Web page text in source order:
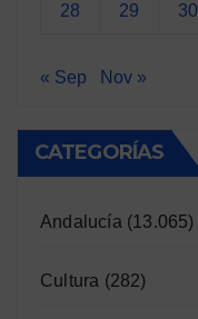
28 29 30
« Sep Nov »
CATEGORÍAS
Andalucía(13.065)
Cultura (282)